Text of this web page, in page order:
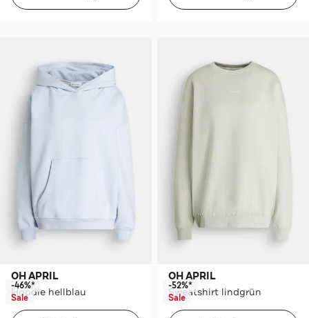
OH APRIL
Hoodie hellblau
-46%*
Sale
OH APRIL
Sweatshirt lindgrün
-52%*
Sale